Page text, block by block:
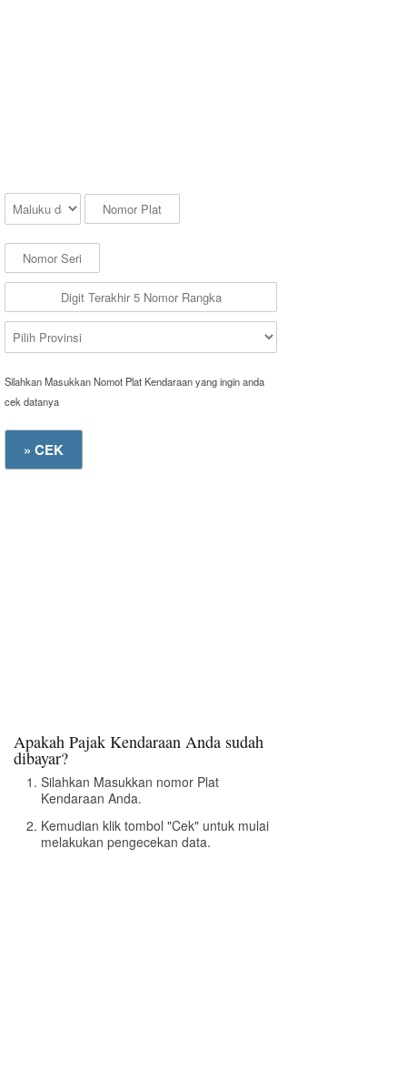
Silahkan Masukkan Nomot Plat Kendaraan yang ingin anda
cek datanya
Apakah Pajak Kendaraan Anda sudah
dibayar?
Silahkan Masukkan nomor Plat
Kendaraan Anda.
Kemudian klik tombol "Cek" untuk mulai
melakukan pengecekan data.